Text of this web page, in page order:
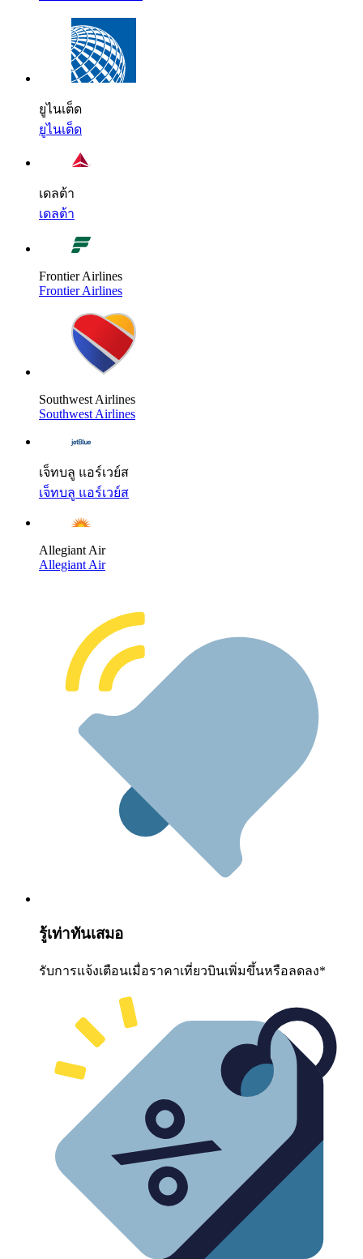
ยูไนเต็ด
ยูไนเต็ด
เดลต้า
เดลต้า
Frontier Airlines
Frontier Airlines
Southwest Airlines
Southwest Airlines
เจ็ทบลู แอร์เวย์ส
เจ็ทบลู แอร์เวย์ส
Allegiant Air
Allegiant Air
รู้เท่าทันเสมอ
รับการแจ้งเตือนเมื่อราคาเที่ยวบินเพิ่มขึ้นหรือลดลง*